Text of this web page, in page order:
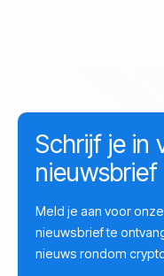
Schrijf je in
nieuwsbrief
Meld je aan voor
nieuwsbrief te
nieuws rondom